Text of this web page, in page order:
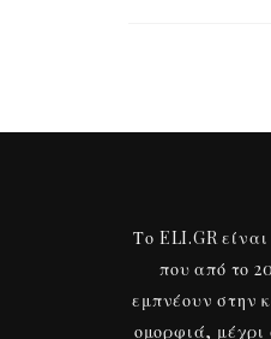
Το ELI.GR
που από το
εμπνέουν στην
ομορφιά, μέχρι